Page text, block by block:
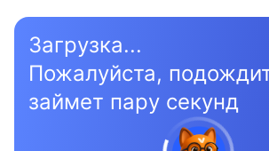
Загрузка...
Пожалуйста,
займет пару секунд